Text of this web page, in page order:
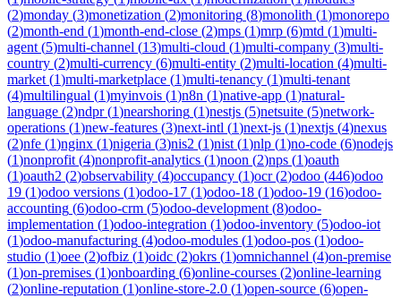
(2)monday (3)monetization (2)monitoring (8)monolith (1)monorepo
(2)month-end (1)month-end-close (2)mps (1)mrp (6)mtd (1)multi-
agent (5)multi-channel (13)multi-cloud (1)multi-company (3)multi-
country (2)multi-currency (6)multi-entity (2)multi-location (4)multi-
market (1)multi-marketplace (1)multi-tenancy (1)multi-tenant
(4)multilingual (1)myinvois (1)n8n (1)native-app (1)natural-
language (2)ndpr(1)nearshoring (1)nestjs (5)netsuite (5)network-
operations (1)new-features (3)next-intl (1)next-js (1)nextjs (4)nexus
(2)nfe (1)nginx (1)nigeria (3)nis2 (1)nist (1)nlp (1)no-code (6)nodejs
(1)nonprofit (4)nonprofit-analytics (1)noon (2)nps (1)oauth
(1)oauth2 (2)observability (4)occupancy (1)ocr(2)odoo (446)odoo
19 (1)odoo versions (1)odoo-17 (1)odoo-18 (1)odoo-19 (16)odoo-
accounting (6)odoo-crm (5)odoo-development (8)odoo-
implementation (1)odoo-integration (1)odoo-inventory (5)odoo-iot
(1)odoo-manufacturing (4)odoo-modules (1)odoo-pos (1)odoo-
studio (1)oee (2)ofbiz (1)oidc (2)okrs (1)omnichannel (4)on-premise
(1)on-premises (1)onboarding (6)online-courses (2)online-learning
(2)online-reputation (1)online-store-2.0 (1)open-source (6)open-